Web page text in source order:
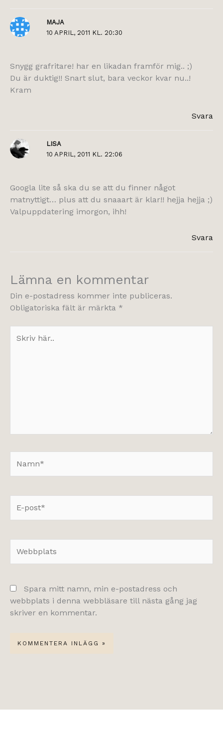
MAJA
10 APRIL, 2011 KL. 20:30
Snygg grafritare! har en likadan framför mig.. ;)
Du är duktig!! Snart slut, bara veckor kvar nu..!
Kram
Svara
LISA
10 APRIL, 2011 KL. 22:06
Googla lite så ska du se att du finner något
matnyttigt… plus att du snaaart är klar!! hejja hejja ;)
Valpuppdatering imorgon, ihh!
Svara
Lämna en kommentar
Din e-postadress kommer inte publiceras.
Obligatoriska fält är märkta *
här..
post*
Spara mitt namn, min e-postadress och
webbplats i denna webbläsare till nästa gång jag
skriver en kommentar.